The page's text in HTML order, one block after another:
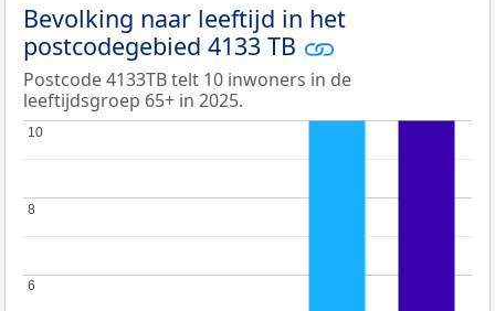
Bevolking naar leeftijd in het
postcodegebied 4133 TB
Postcode 4133TB telt 10 inwoners in de
leeftijdsgroep 65+ in 2025.
6
6
8
8
10
10